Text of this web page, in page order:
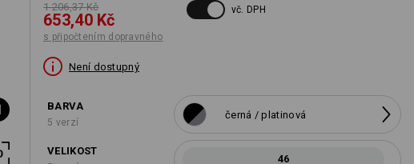
1 206,37 Kč
653,40 Kč
s připočtením dopravného
vč. DPH
Není dostupný
BARVA
5 verzí
černá / platinová
VELIKOST
46